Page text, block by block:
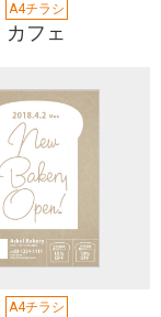
A4チラシ
カフェ
A4チラシ